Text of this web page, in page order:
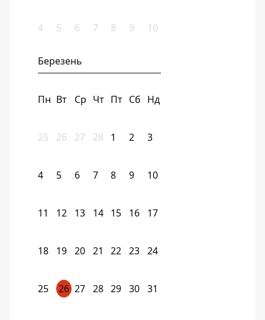
4 5 6 7 8 9 10
Березень
Пн Вт Ср Чт Пт Сб Нд
25 26 27 28 1 2 3
4 5 6 7 8 9 10
11 12 13 14 15 16 17
18 19 20 21 22 23 24
25 26 27 28 29 30 31